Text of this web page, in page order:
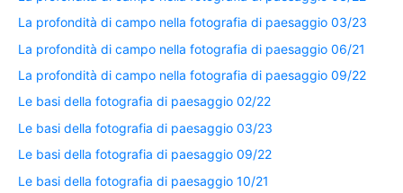
La profondità di campo nella fotografia di paesaggio 03/23
La profondità di campo nella fotografia di paesaggio 06/21
La profondità di campo nella fotografia di paesaggio 09/22
Le basi della fotografia di paesaggio 02/22
Le basi della fotografia di paesaggio 03/23
Le basi della fotografia di paesaggio 09/22
Le basi della fotografia di paesaggio 10/21